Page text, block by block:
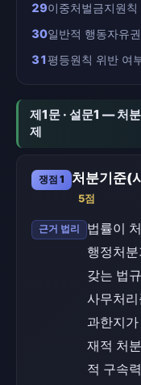
29이중처벌금지원칙
30일반적 행동자유
31평등원칙 위반 여
제1문 · 설문1 — 처
제
쟁점 1 처분기준(
5점
근거 법리
법률이
행정처
갖는 법
사무처
과한지
재적 처
적 구속